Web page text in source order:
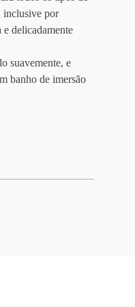
inclusive por
e delicadamente
suavemente, e
banho de imersão